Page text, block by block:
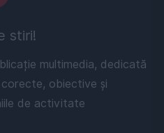
stiri!
multimedia, dedicată
obiective și
de activitate